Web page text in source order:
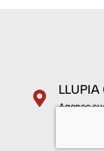
Agence